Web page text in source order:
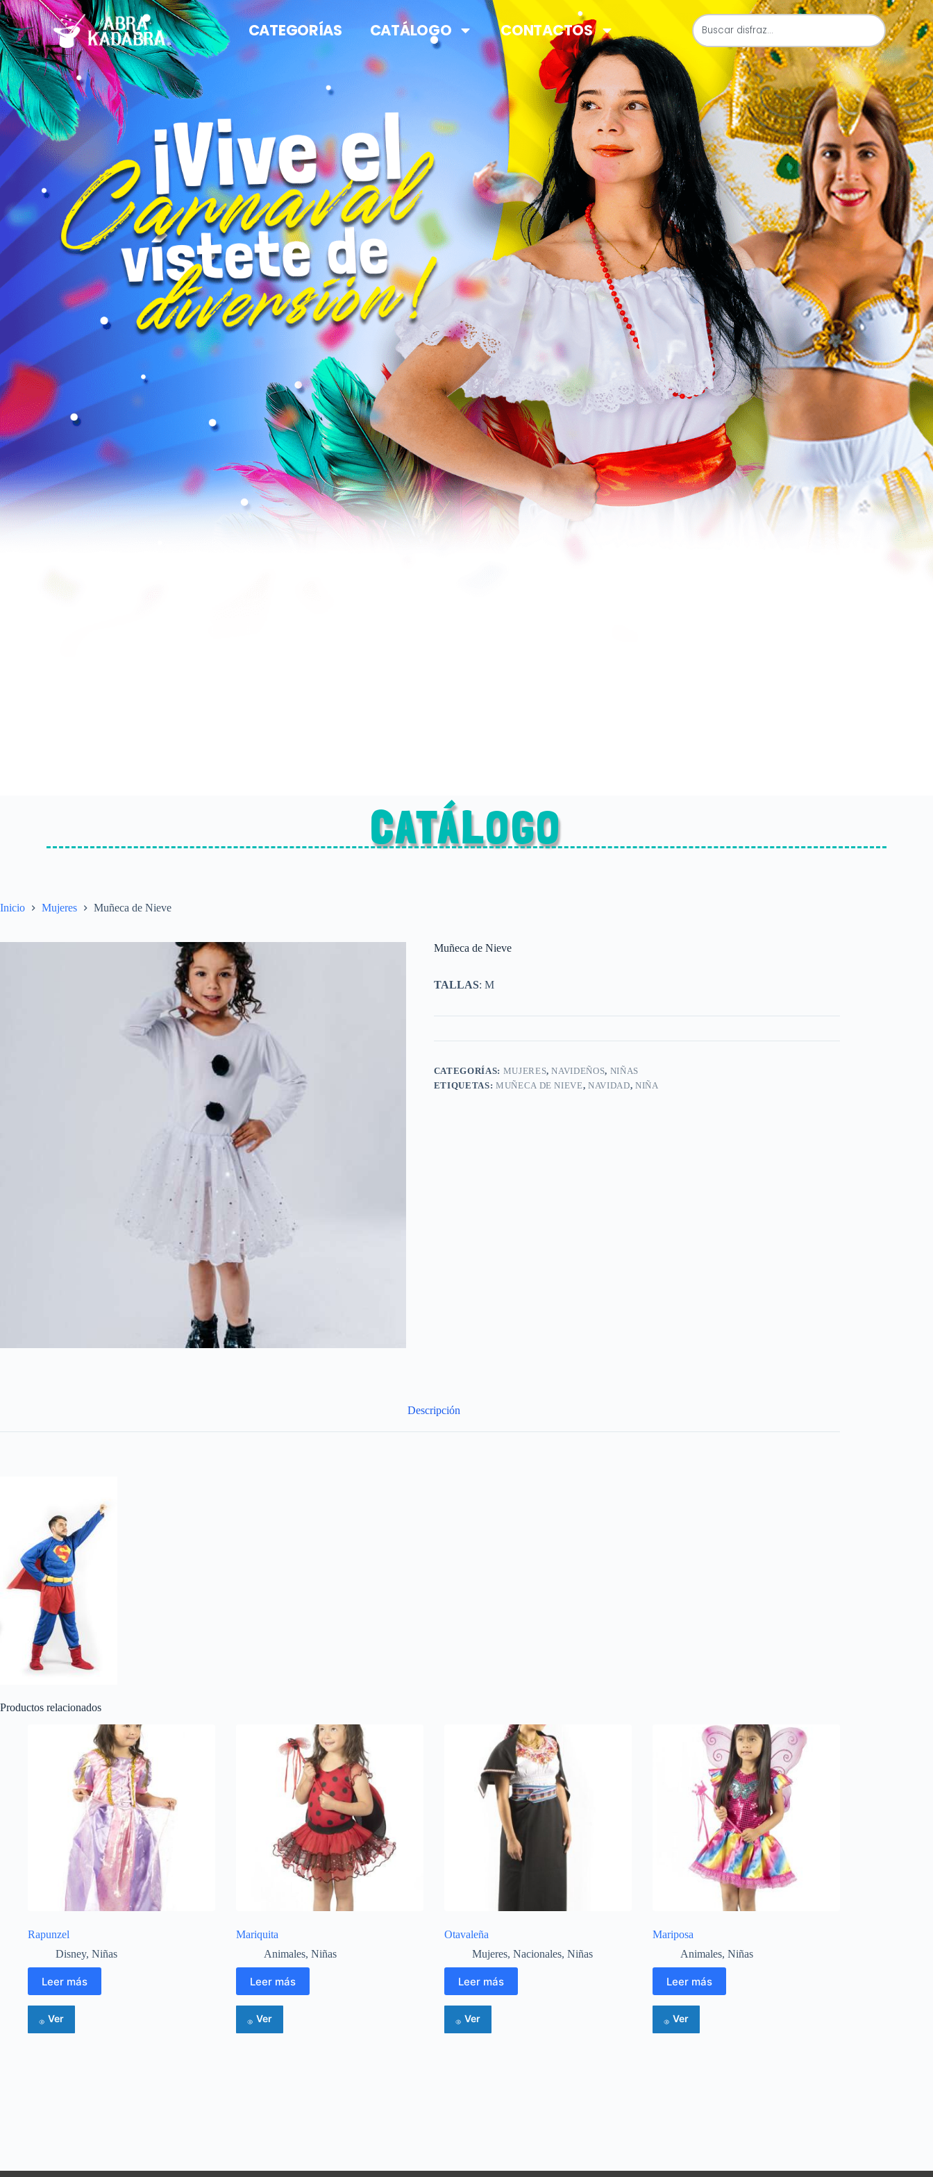
CATEGORÍAS CATÁLOGO CONTACTOS
CATÁLOGO
Inicio Mujeres Muñeca de Nieve
Muñeca de Nieve
TALLAS: M
CATEGORÍAS: MUJERES,NAVIDEÑOS, NIÑAS
ETIQUETAS: MUÑECA DE NIEVE,NAVIDAD, NIÑA
Descripción
Productos relacionados
Rapunzel
Disney, Niñas
Leer más
Ver
Mariquita
Animales, Niñas
Leer más
Ver
Otavaleña
Mujeres, Nacionales, Niñas
Leer más
Ver
Mariposa
Animales, Niñas
Leer más
Ver